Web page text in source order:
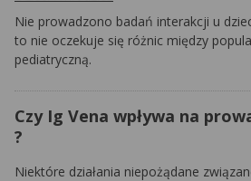
Nie prowadzono badań interakcji u
to nie oczekuje się różnic między
pediatryczną.
Czy Ig Vena wpływa na
?
Niektóre działania niepożądane